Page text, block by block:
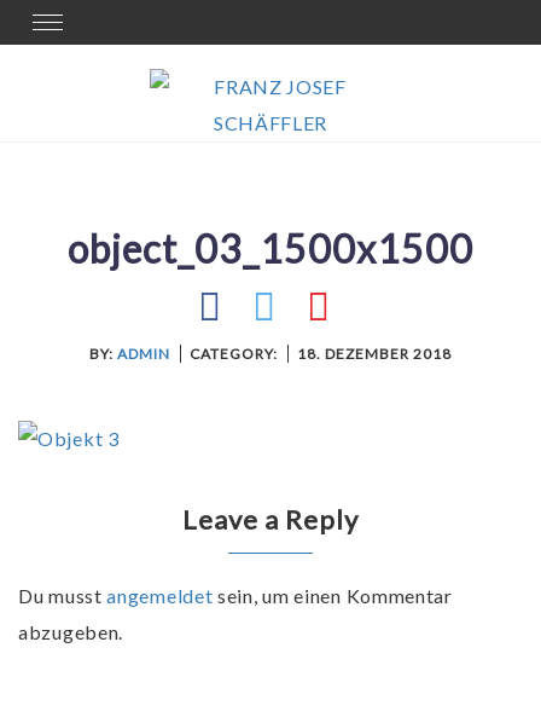
Skip
to
Toggle
navigation
object_03_1500x1500
BY: ADMIN CATEGORY: 18. DEZEMBER 2018
Leave a Reply
Du musstangemeldet sein, um einen Kommentar
abzugeben.